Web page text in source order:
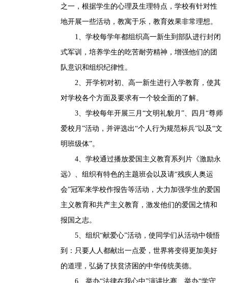
之一，根据学生的心理及生理特点，学校有针对性
地开展一些活动，教寓于乐，教育效果非常理想。
1、学校每学年都组织高一新生到部队进行封闭
式军训，培养学生的吃苦耐劳精神，增强他们的团
队意识和组织纪律性。
2、开学初对初、高一新生进行入学教育，使其
对学校各个方面及要求有一个较全面的了解。
3、学校每年开展三月“文明礼貌月”、四月“尊师
爱校月”活动，并评选出“个人行为规范标兵”以及“文
明班级体”。
4、学校通过播放爱国主义教育系列片《激励永
远》、组织有特色的主题班会以及请“残疾人奥运
会”冠军来学校作报告等活动，大力加强学生的爱国
主义教育和共产主义教育，激发他们的爱国之情和
报国之志。
5、组织“献爱心”活动，使同学们从活动中领悟
到：只要人人都献出一点爱，世界将变得更加美好
的道理，弘扬了扶贫济困的中华传统美德。
6、举办“法律在我心中”演讲比赛、举办“学守